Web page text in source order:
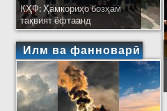
КҲФ: Ҳамкориҳо бозҳам
тақвият ёфтаанд
Илм ва фанноварӣ